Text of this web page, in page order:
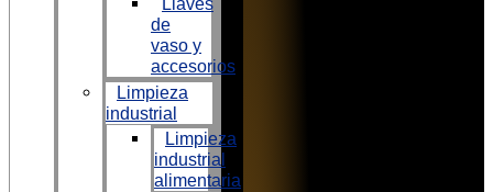
Llaves
de
vaso y
accesorios
Limpieza
industrial
Limpieza
industrial
alimentaria